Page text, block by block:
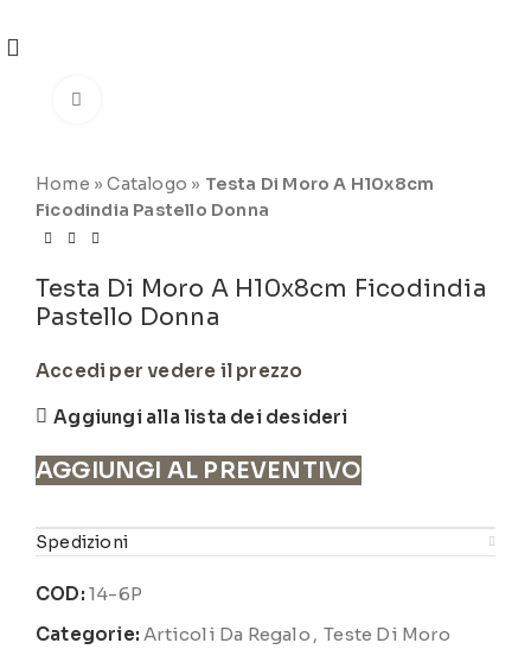
Home »Catalogo » Testa Di Moro A H10x8cm
Ficodindia Pastello Donna
Testa Di Moro A H10x8cm Ficodindia
Pastello Donna
Accedi per vedere il prezzo
Aggiungi alla lista dei desideri
AGGIUNGI AL PREVENTIVO
Spedizioni
COD: 14-6P
Categorie: Articoli Da Regalo , Teste Di Moro